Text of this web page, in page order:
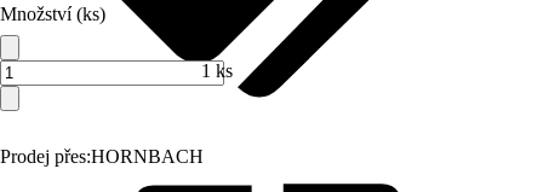
Prodej přes:HORNBACH
Množství (ks)
1 ks